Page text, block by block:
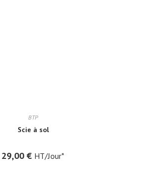
BTP
Scie à sol
29,00 € HT/Jour*